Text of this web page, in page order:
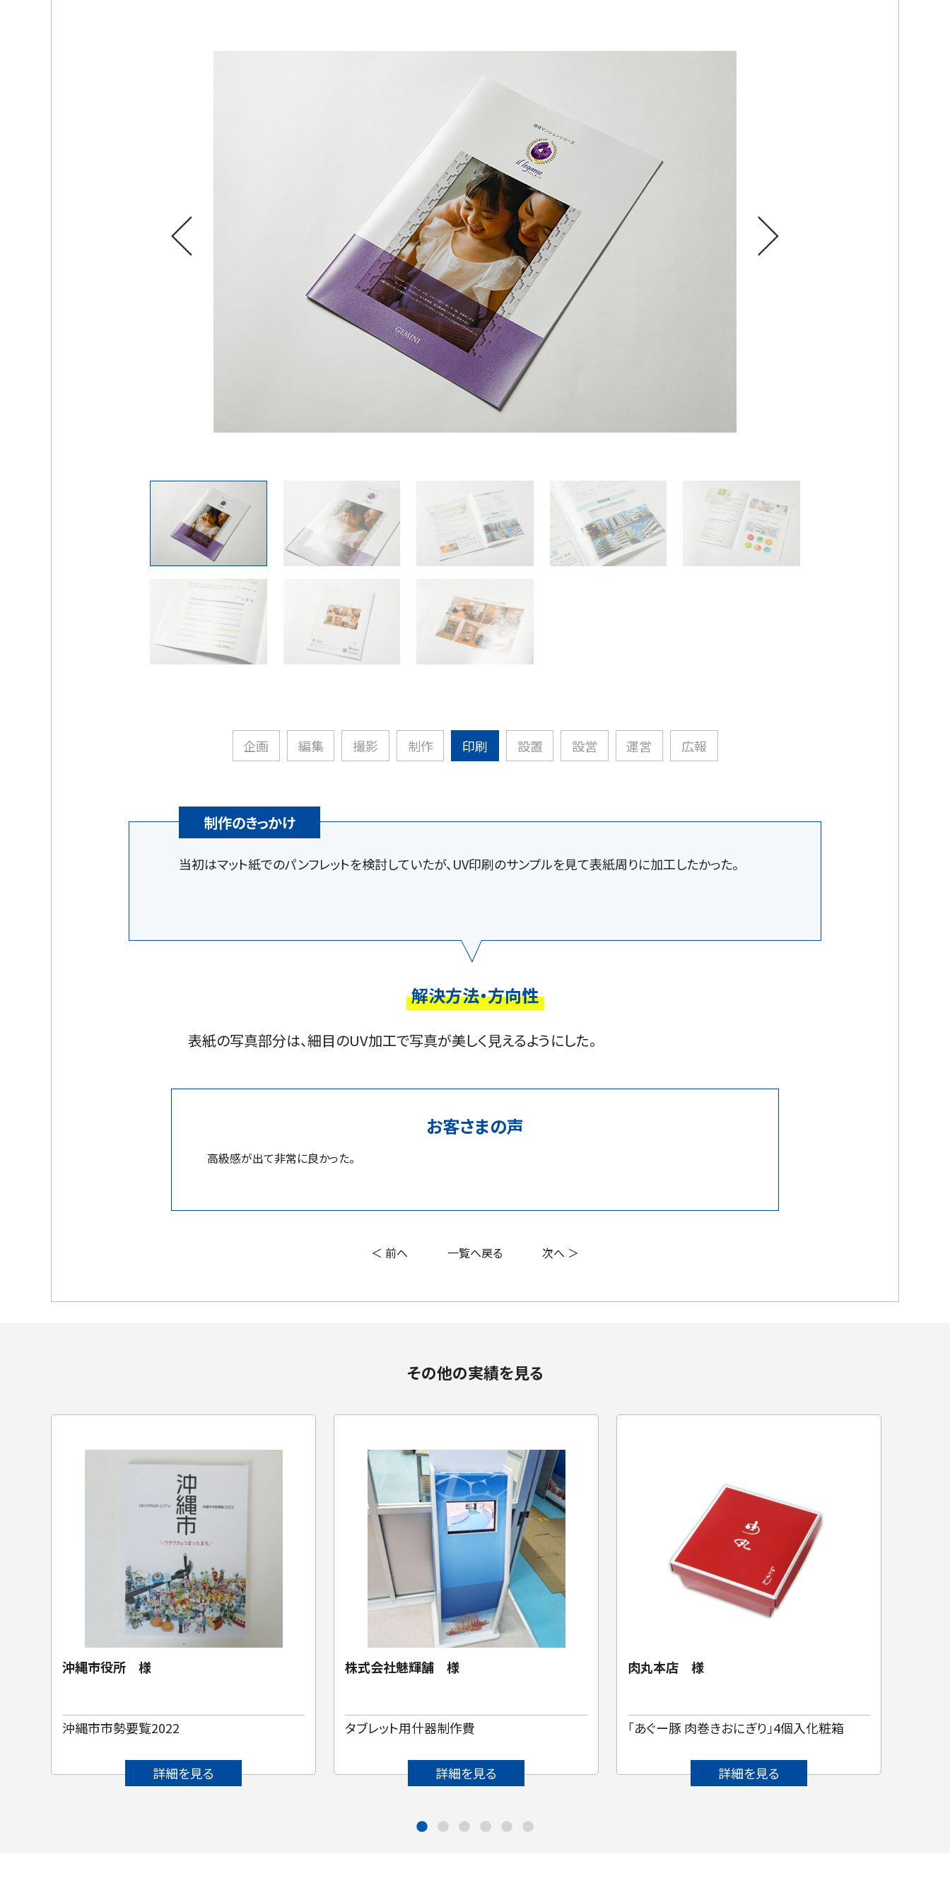
企画 編集 撮影 制作 印刷 設置 設営 運営 広報
制作のきっかけ
当初はマット紙でのパンフレットを検討していたが、UV印刷のサンプルを見て表紙周りに加工したかった。
解決方法・方向性
表紙の写真部分は、細目のUV加工で写真が美しく見えるようにした。
お客さまの声
高級感が出て非常に良かった。
＜ 前へ 一覧へ戻る 次へ ＞
その他の実績を見る
沖縄市役所 様
沖縄市市勢要覧2022
詳細を見る
株式会社魅輝舗 様
タブレット用什器制作費
詳細を見る
肉丸本店 様
「あぐー豚 肉巻きおにぎり」4個入化粧箱
詳細を見る